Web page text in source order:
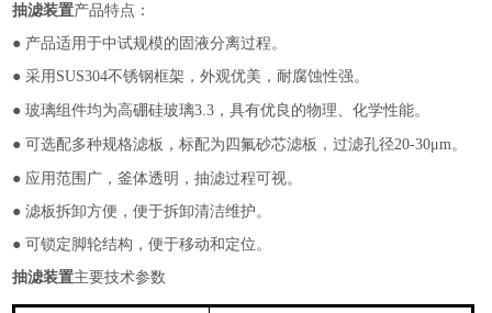
抽滤装置产品特点：
● 产品适用于中试规模的固液分离过程。
● 采用 SUS304不锈钢框架，外观优美，耐腐蚀性强。
● 玻璃组件均为高硼硅玻璃3.3 ，具有优良的物理、化学性能。
● 可选配多种规格滤板，标配为四氟砂芯滤板，过滤孔径20-30μm。
● 应用范围广，釜体透明，抽滤过程可视。
● 滤板拆卸方便，便于拆卸清洁维护。
● 可锁定脚轮结构，便于移动和定位。
抽滤装置主要技术参数